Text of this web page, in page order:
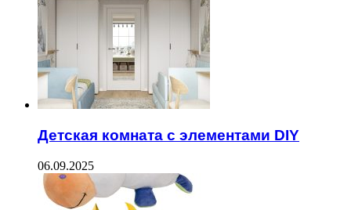
Детская комната с элементами DIY
06.09.2025